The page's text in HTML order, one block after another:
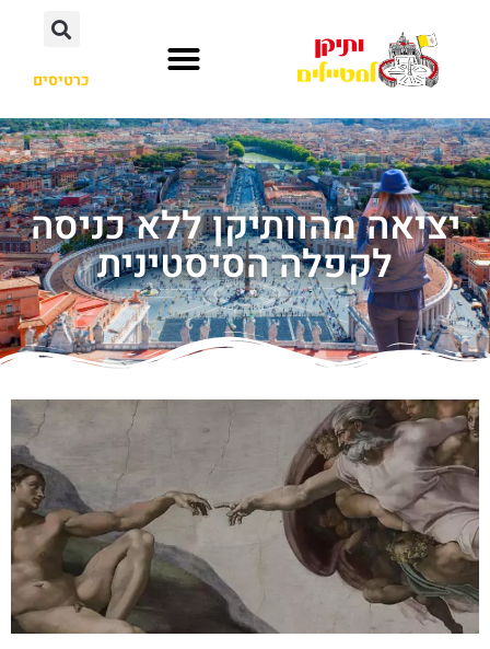
כרטיסים
יציאה מהוותיקן ללא כניסה
לקפלה הסיסטינית